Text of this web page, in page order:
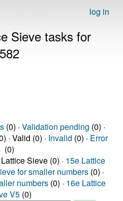
log in
Sieve tasks for
(0) · Validation pending (0) ·
· Valid (0) · Invalid (0) · Error
(0)
Sieve (0) · 15e Lattice
for smaller numbers (0) ·
numbers (0) · 16e Lattice
V5 (0)